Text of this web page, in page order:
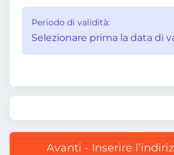
Periodo di validità:
Selezionare prima la data di
Avanti - Inserire